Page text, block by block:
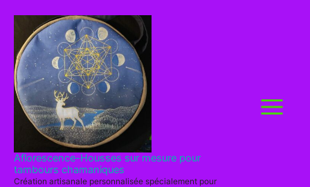
Aller
contenu
Aflorescence-Housses sur mesure pour
tambours chamaniques
Création artisanale personnalisée spécialement pour